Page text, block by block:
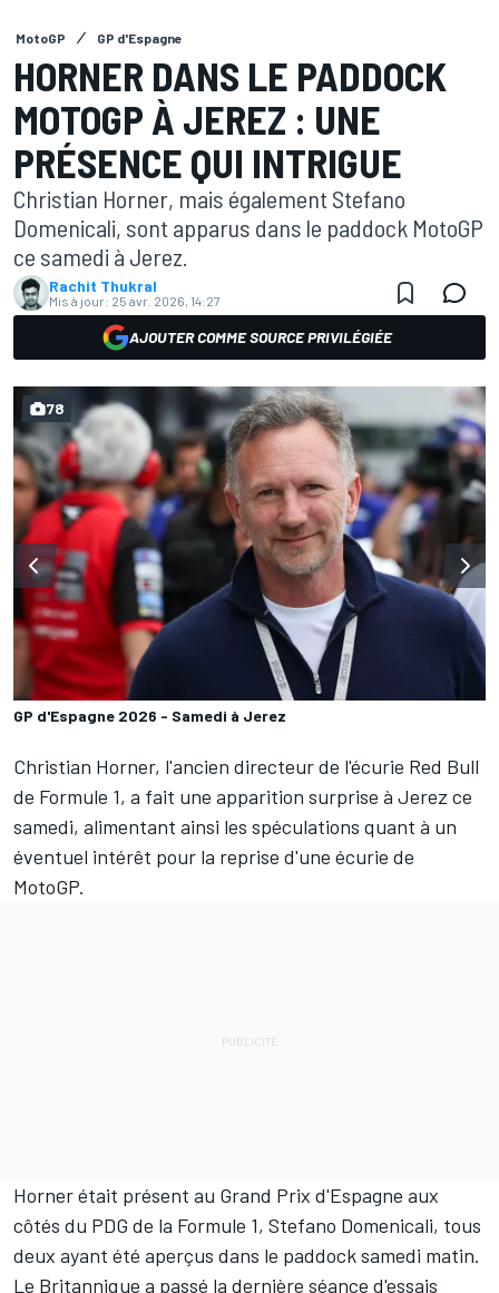
MotoGP GP d'Espagne
HORNER DANS LE PADDOCK
MOTOGP À JEREZ : UNE
PRÉSENCE QUI INTRIGUE
Christian Horner, mais également Stefano
Domenicali, sont apparus dans le paddock MotoGP
ce samedi à Jerez.
Rachit Thukral
Mis à jour: 25 avr. 2026, 14:27
AJOUTER COMME SOURCE PRIVILÉGIÉE
GP d'Espagne 2026 - Samedi à Jerez
78
Christian Horner, l'ancien directeur de l'écurie Red Bull
de Formule 1, a fait une apparition surprise à Jerez ce
samedi, alimentant ainsi les spéculations quant à un
éventuel intérêt pour la reprise d'une écurie de
MotoGP.
Horner était présent au Grand Prix d'Espagne aux
côtés du PDG de la Formule 1, Stefano Domenicali, tous
deux ayant été aperçus dans le paddock samedi matin.
Le Britannique a passé la dernière séance d'essais